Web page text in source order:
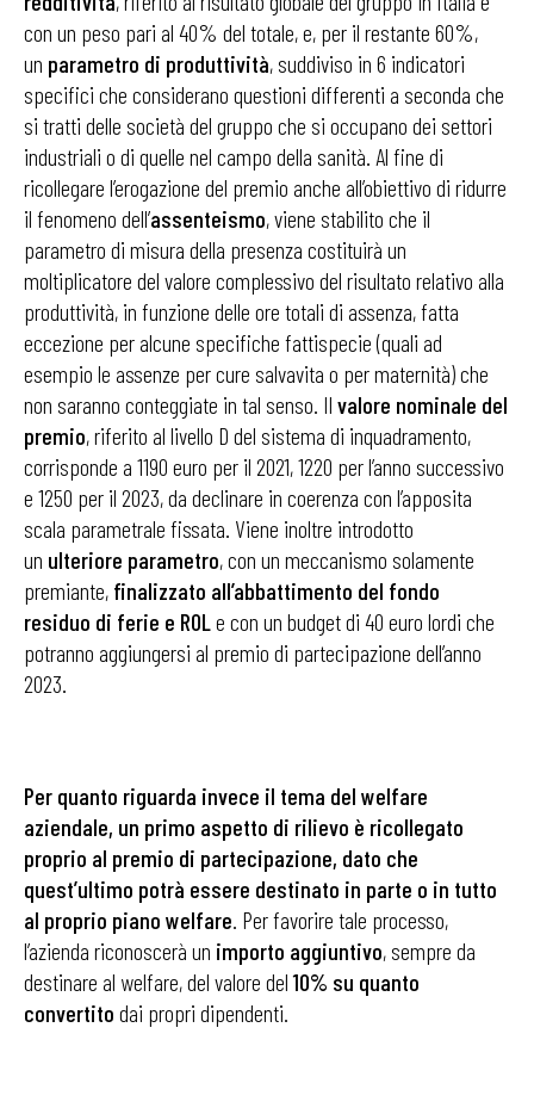
con un peso pari al 40% del totale, e, per il restante 60%,
un parametro di produttività, suddiviso in 6 indicatori
specifici che considerano questioni differenti a seconda che
si tratti delle società del gruppo che si occupano dei settori
industriali o di quelle nel campo della sanità. Al fine di
ricollegare l’erogazione del premio anche all’obiettivo di ridurre
il fenomeno dell’assenteismo, viene stabilito che il
parametro di misura della presenza costituirà un
moltiplicatore del valore complessivo del risultato relativo alla
produttività, in funzione delle ore totali di assenza, fatta
eccezione per alcune specifiche fattispecie (quali ad
esempio le assenze per cure salvavita o per maternità) che
non saranno conteggiate in tal senso. Il valore nominale del
premio, riferito al livello D del sistema di inquadramento,
corrisponde a 1190 euro per il 2021, 1220 per l’anno successivo
e 1250 per il 2023, da declinare in coerenza con l’apposita
scala parametrale fissata. Viene inoltre introdotto
un ulteriore parametro, con un meccanismo solamente
premiante, finalizzato all’abbattimento del fondo
residuo di ferie e ROL e con un budget di 40 euro lordi che
potranno aggiungersi al premio di partecipazione dell’anno
2023.
Per quanto riguarda invece il tema del welfare
aziendale, un primo aspetto di rilievo è ricollegato
proprio al premio di partecipazione, dato che
quest’ultimo potrà essere destinato in parte o in tutto
al proprio piano welfare . Per favorire tale processo,
l’azienda riconoscerà un importo aggiuntivo, sempre da
destinare al welfare, del valore del10% su quanto
convertito dai propri dipendenti.